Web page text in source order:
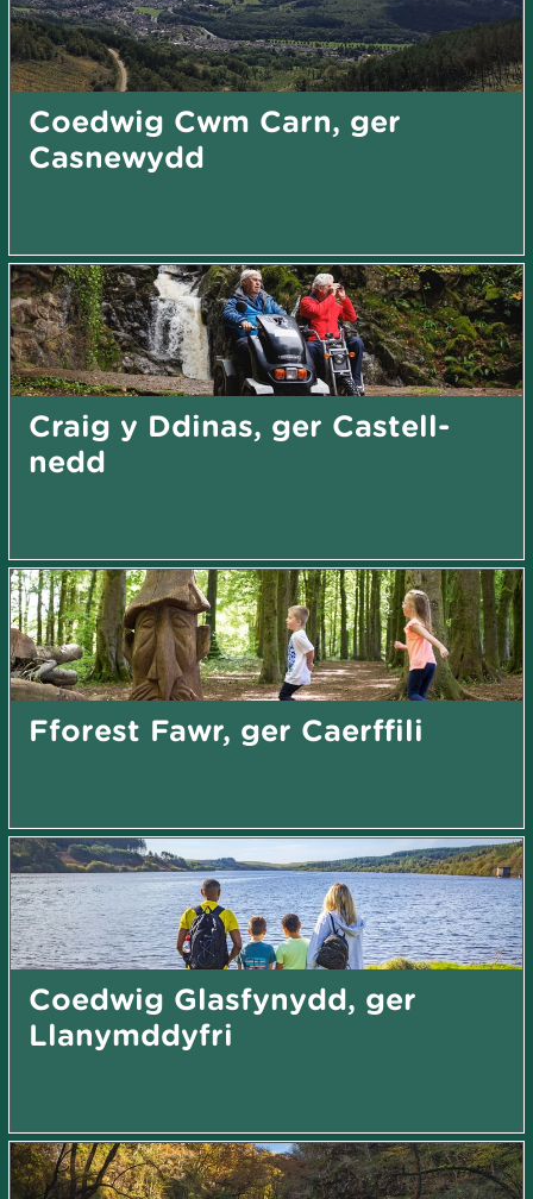
Coedwig Cwm Carn, ger
Casnewydd
Craig y Ddinas, ger Castell-
nedd
Fforest Fawr, ger Caerffili
Coedwig Glasfynydd, ger
Llanymddyfri